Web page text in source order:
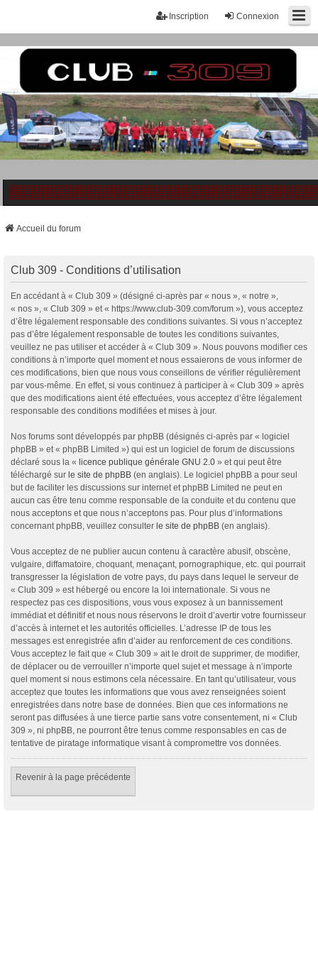
Connexion
Inscription
Accueil du forum
Club 309 - Conditions d’utilisation
En accédant à « Club 309 » (désigné ci-après par « nous », « notre »,
« nos », « Club 309 » et « https://www.club-309.com/forum »), vous acceptez
d’être légalement responsable des conditions suivantes. Si vous n’acceptez
pas d’être légalement responsable de toutes les conditions suivantes,
veuillez ne pas utiliser et accéder à « Club 309 ». Nous pouvons modifier ces
conditions à n’importe quel moment et nous essaierons de vous informer de
ces modifications, bien que nous vous conseillons de vérifier régulièrement
par vous-même. En effet, si vous continuez à participer à « Club 309 » après
que des modifications aient été effectuées, vous acceptez d’être légalement
responsable des conditions modifiées et mises à jour.
Nos forums sont développés par phpBB (désignés ci-après par « logiciel
phpBB » et « phpBB Limited ») qui est un logiciel de forum de discussions
déclaré sous la « licence publique générale GNU 2.0 » et qui peut être
téléchargé sur le site de phpBB (en anglais). Le logiciel phpBB a pour seul
but de faciliter les discussions sur internet et phpBB Limited ne peut en
aucun cas être tenu comme responsable de la conduite et du contenu que
nous acceptons et que nous n’acceptons pas. Pour plus d’informations
concernant phpBB, veuillez consulter le site de phpBB (en anglais).
Vous acceptez de ne publier aucun contenu à caractère abusif, obscène,
vulgaire, diffamatoire, choquant, menaçant, pornographique, etc. qui pourrait
transgresser la législation de votre pays, du pays dans lequel le serveur de
« Club 309 » est hébergé ou encore la loi internationale. Si vous ne
respectez pas ces dispositions, vous vous exposez à un bannissement
immédiat et définitif et nous nous réservons le droit d’avertir votre fournisseur
d’accès à internet et les autorités officielles. L’adresse IP de tous les
messages est enregistrée afin d’aider au renforcement de ces conditions.
Vous acceptez le fait que « Club 309 » ait le droit de supprimer, de modifier,
de déplacer ou de verrouiller n’importe quel sujet et message à n’importe
quel moment si nous estimons cela nécessaire. En tant qu’utilisateur, vous
acceptez que toutes les informations que vous avez renseignées soient
enregistrées dans notre base de données. Bien que ces informations ne
seront pas diffusées à une tierce partie sans votre consentement, ni « Club
309 », ni phpBB, ne pourront être tenus comme responsables en cas de
tentative de piratage informatique visant à compromettre vos données.
Revenir à la page précédente